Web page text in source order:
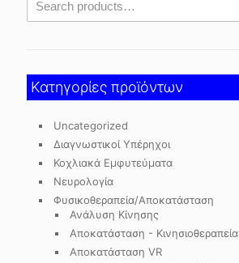
Κατηγορίες προϊόντων
Uncategorized
Διαγνωστικοί Υπέρηχοι
Κοχλιακά Εμφυτεύματα
Νευρολογία
Φυσικοθεραπεία/Αποκατάσταση
Ανάλυση Κίνησης
Αποκατάσταση - Κινησιοθεραπεία
Αποκατάσταση VR